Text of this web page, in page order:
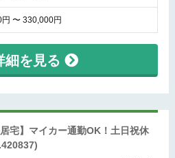
〜 330,000円
細を見る
宅】マイカー通勤OK！土日祝休